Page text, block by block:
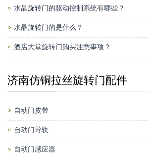
水晶旋转门的驱动控制系统有哪些？
水晶旋转门的是什么？
酒店大堂旋转门购买注意事项？
济南仿铜拉丝旋转门配件
自动门皮带
自动门导轨
自动门感应器